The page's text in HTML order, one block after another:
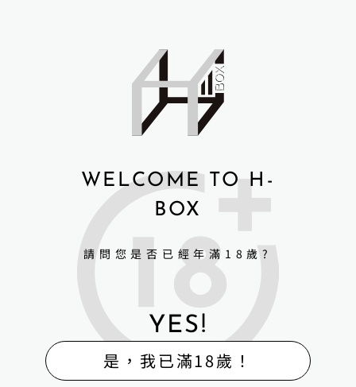
WELCOME TO H-
BOX
請問您是否已經年滿18歲?
YES!
是，我已滿18歲！